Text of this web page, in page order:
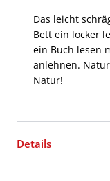
Das leicht
Bett ein locker
ein Buch lesen
anlehnen.
Natur!
Details